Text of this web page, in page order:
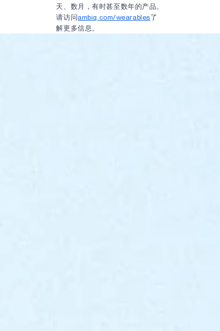
天、数月，有时甚至数年的产品。
请访问ambiq.com/wearables了
解更多信息。